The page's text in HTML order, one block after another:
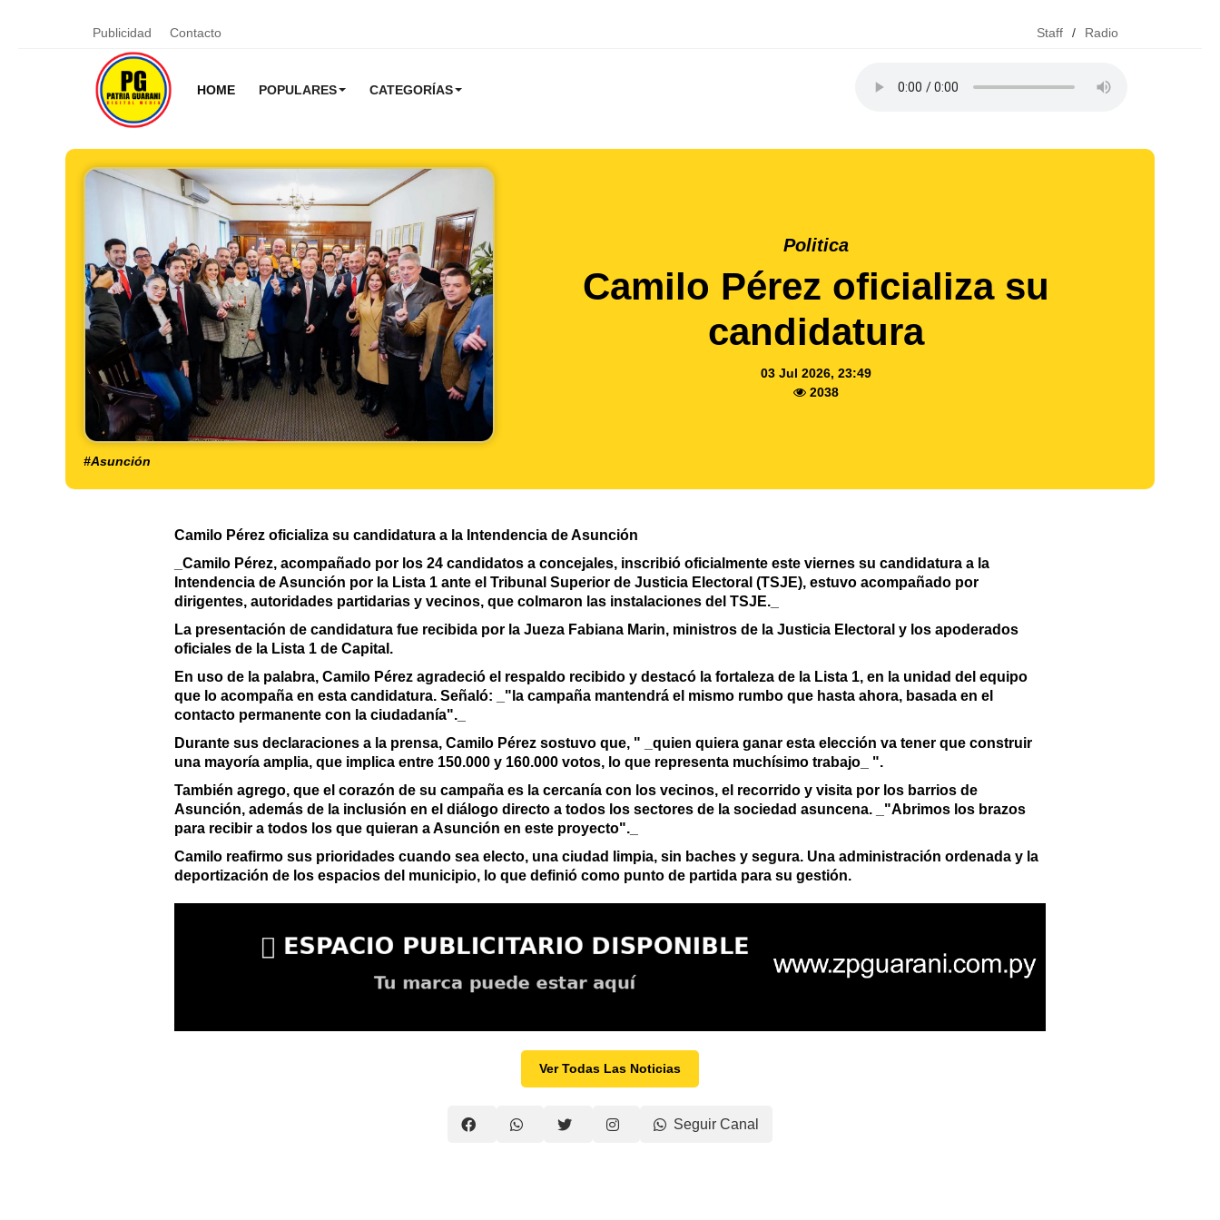
Publicidad Contacto Staff / Radio
HOME POPULARES CATEGORÍAS
#Asunción
Politica
Camilo Pérez oficializa su
candidatura
03 Jul 2026, 23:49
2038
Camilo Pérez oficializa su candidatura a la Intendencia de Asunción
_Camilo Pérez, acompañado por los 24 candidatos a concejales, inscribió oficialmente este viernes su candidatura a la
Intendencia de Asunción por la Lista 1 ante el Tribunal Superior de Justicia Electoral (TSJE), estuvo acompañado por
dirigentes, autoridades partidarias y vecinos, que colmaron las instalaciones del TSJE._
La presentación de candidatura fue recibida por la Jueza Fabiana Marin, ministros de la Justicia Electoral y los apoderados
oficiales de la Lista 1 de Capital.
En uso de la palabra, Camilo Pérez agradeció el respaldo recibido y destacó la fortaleza de la Lista 1, en la unidad del equipo
que lo acompaña en esta candidatura. Señaló: _"la campaña mantendrá el mismo rumbo que hasta ahora, basada en el
contacto permanente con la ciudadanía"._
Durante sus declaraciones a la prensa, Camilo Pérez sostuvo que, " _quien quiera ganar esta elección va tener que construir
una mayoría amplia, que implica entre 150.000 y 160.000 votos, lo que representa muchísimo trabajo_ ".
También agrego, que el corazón de su campaña es la cercanía con los vecinos, el recorrido y visita por los barrios de
Asunción, además de la inclusión en el diálogo directo a todos los sectores de la sociedad asuncena. _"Abrimos los brazos
para recibir a todos los que quieran a Asunción en este proyecto"._
Camilo reafirmo sus prioridades cuando sea electo, una ciudad limpia, sin baches y segura. Una administración ordenada y la
deportización de los espacios del municipio, lo que definió como punto de partida para su gestión.
Ver Todas Las Noticias
Seguir Canal